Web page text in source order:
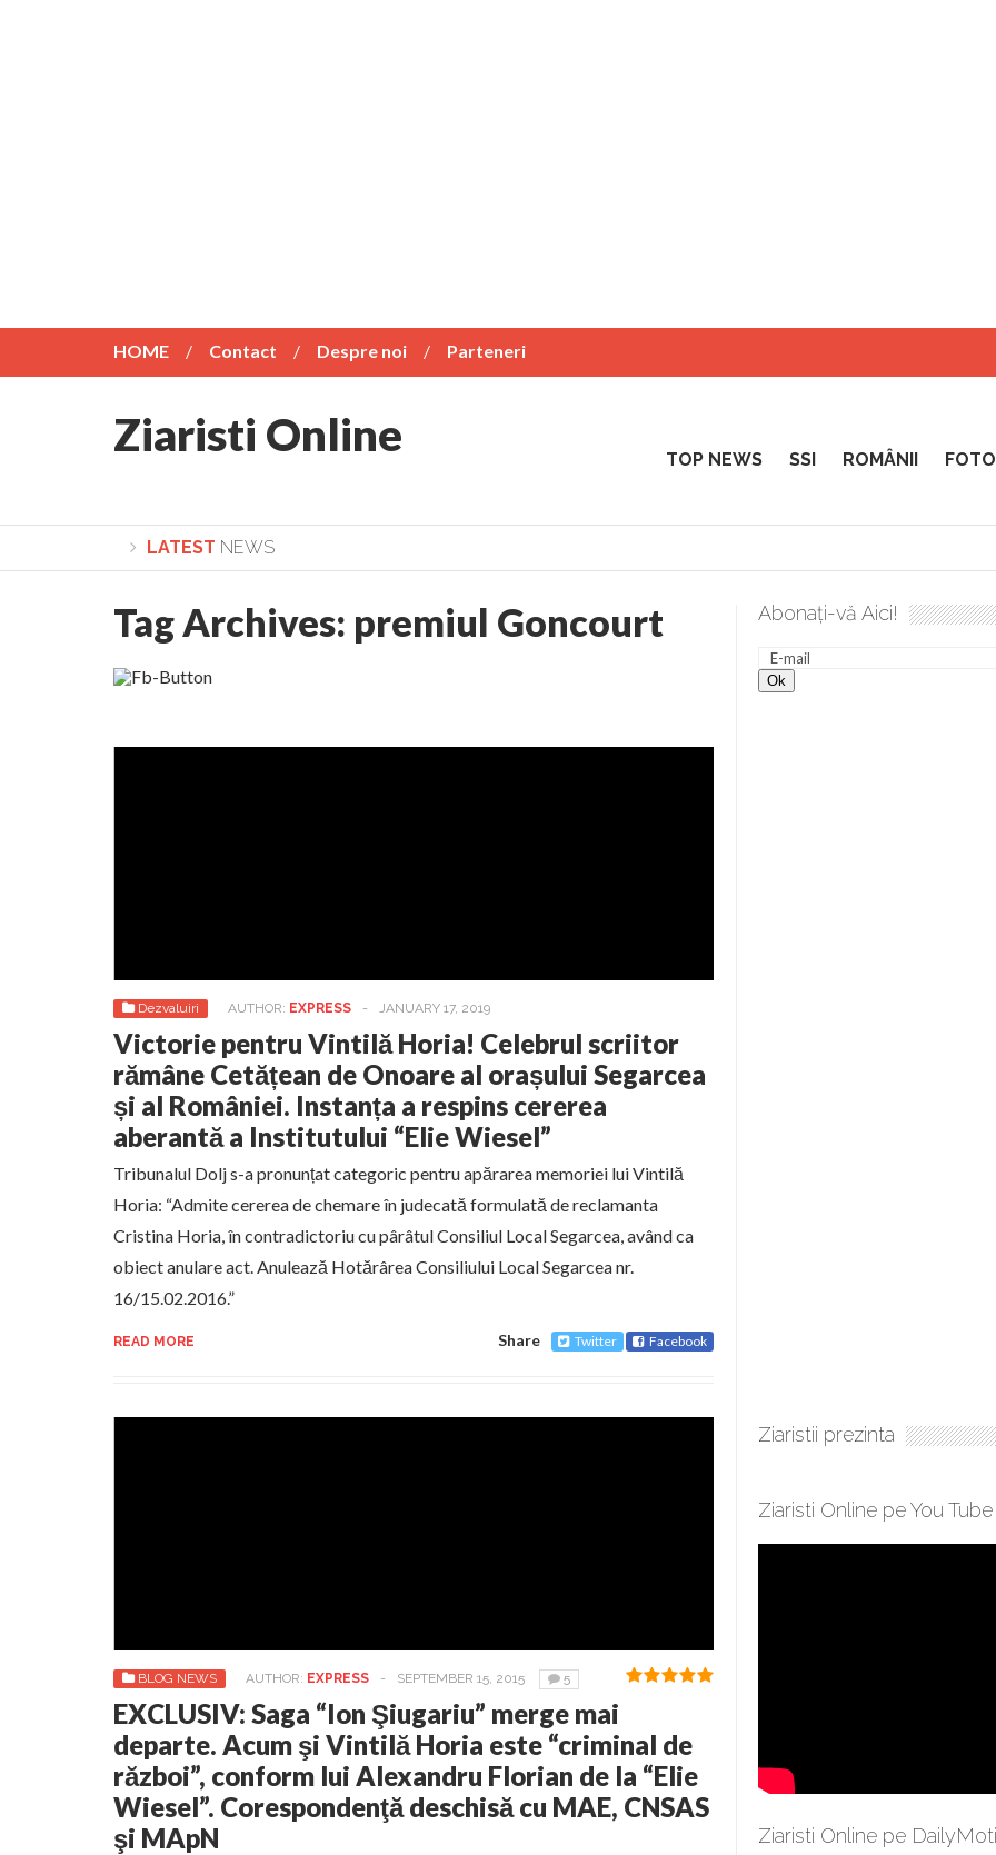
HOME Contact Despre noi Parteneri
Ziaristi Online TOP NEWS SSI ROMÂNII
LATEST NEWS
Lepădarea de sine și urmarea lui Hristos. Calea spre desăvârșire. Gând de duminică de Elena Solunca Moise
Tag Archives: premiul Goncourt
Dezvaluiri AUTHOR: EXPRESS - JANUARY 17, 2019
Victorie pentru Vintilă Horia! Celebrul scriitor
rămâne Cetățean de Onoare al orașului Segarcea
și al României. Instanța a respins cererea
aberantă a Institutului “Elie Wiesel”
Tribunalul Dolj s-a pronunțat categoric pentru apărarea memoriei lui Vintilă
Horia: “Admite cererea de chemare în judecată formulată de reclamanta
Cristina Horia, în contradictoriu cu pârâtul Consiliul Local Segarcea, având ca
obiect anulare act. Anulează Hotărârea Consiliului Local Segarcea nr.
16/15.02.2016.”
READ MORE Share Twitter Facebook
BLOG NEWS AUTHOR: EXPRESS - SEPTEMBER 15, 2015 5
EXCLUSIV: Saga “Ion Şiugariu” merge mai
departe. Acum şi Vintilă Horia este “criminal de
război”, conform lui Alexandru Florian de la “Elie
Wiesel”. Corespondenţă deschisă cu MAE, CNSAS
şi MApN
Abonați-vă Aici!
Ziaristii prezinta
Ziaristi Online pe You Tube
Ziaristi Online pe